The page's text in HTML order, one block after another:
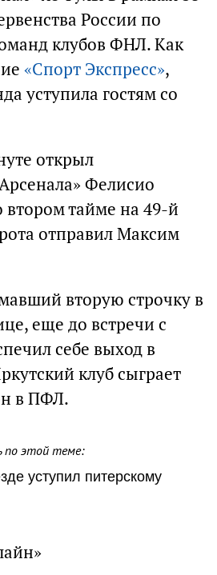
России по
клубов ФНЛ. Как
«Спорт Экспресс»,
уступила гостям со
открыл
Фелисио
тайме на 49-й
отправил Максим
вторую строчку в
еще до встречи с
себе выход в
клуб сыграет
в ПФЛ.
по этой теме:
уступил питерскому